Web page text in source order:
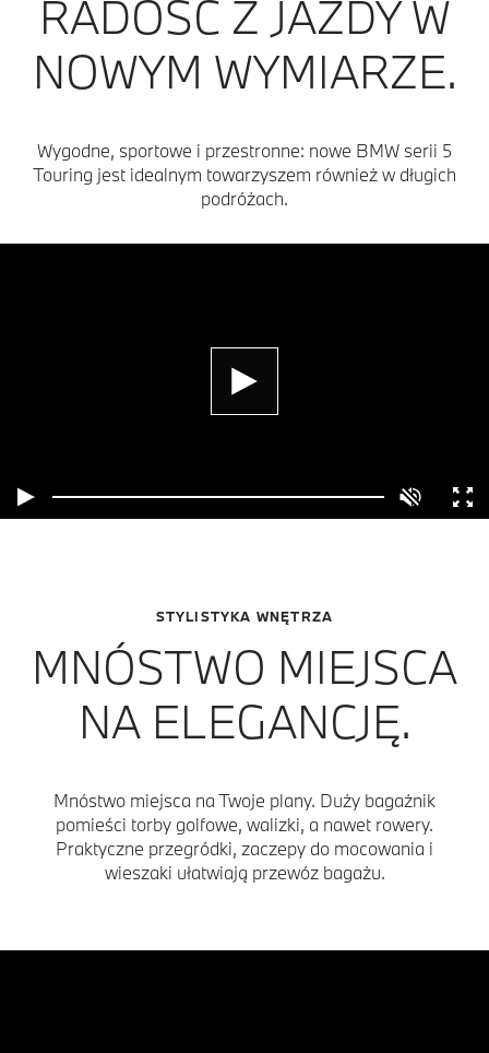
RADOŚĆ Z JAZDY W
NOWYM WYMIARZE.
Wygodne, sportowe i przestronne: nowe BMW serii 5
Touring jest idealnym towarzyszem również w długich
podróżach.
STYLISTYKA WNĘTRZA
MNÓSTWO MIEJSCA
NA ELEGANCJĘ.
Mnóstwo miejsca na Twoje plany. Duży bagażnik
pomieści torby golfowe, walizki, a nawet rowery.
Praktyczne przegródki, zaczepy do mocowania i
wieszaki ułatwiają przewóz bagażu.